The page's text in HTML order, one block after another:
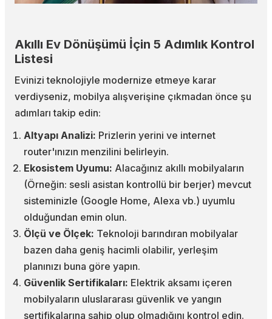
Akıllı Ev Dönüşümü İçin 5 Adımlık Kontrol
Listesi
Evinizi teknolojiyle modernize etmeye karar
verdiyseniz, mobilya alışverişine çıkmadan önce şu
adımları takip edin:
Altyapı Analizi: Prizlerin yerini ve internet
router'ınızın menzilini belirleyin.
Ekosistem Uyumu: Alacağınız akıllı mobilyaların
(Örneğin: sesli asistan kontrollü bir berjer) mevcut
sisteminizle (Google Home, Alexa vb.) uyumlu
olduğundan emin olun.
Ölçü ve Ölçek: Teknoloji barındıran mobilyalar
bazen daha geniş hacimli olabilir, yerleşim
planınızı buna göre yapın.
Güvenlik Sertifikaları: Elektrik aksamı içeren
mobilyaların uluslararası güvenlik ve yangın
sertifikalarına sahip olup olmadığını kontrol edin.